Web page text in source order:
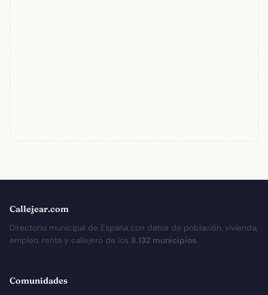
Callejear.com
Directorio municipal de España con datos de población, vivienda,
empleo, renta y callejero de los 8.132 municipios.
Comunidades